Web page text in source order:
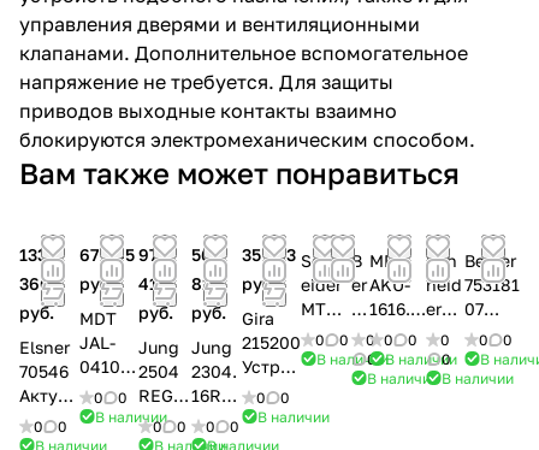
управления дверями и вентиляционными
клапанами. Дополнительное вспомогательное
напряжение не требуется. Для защиты
приводов выходные контакты взаимно
блокируются электромеханическим способом.
Вам также может понравиться
133
366
руб.
Elsner
70546
Актуат
ор
KNX, 4
0
0
В наличии
67 045
руб.
MDT
JAL-
0410.0
2
Актуат
ор
0
0
В наличии
97
415
руб.
Jung
2504
REGH
E
Актуа
0
0
В наличии
56
818
руб.
Jung
2304.
16RE
GHE
Актуа
0
0
В наличии
35 263
руб.
Gira
215200
Устрой
ство
управл
ения
0
0
В наличии
Schn
eider
MTN6
4990
8
для
0
0
В наличии
B
er
k
er
7
5
0
0
В наличии
MDT
AKU-
1616.0
2
Актуат
ор
0
0
В наличии
Sch
neid
er
MT
N64
670
0
0
В наличии
Berker
753181
07
Актуа
тор
(Испо
0
0
В